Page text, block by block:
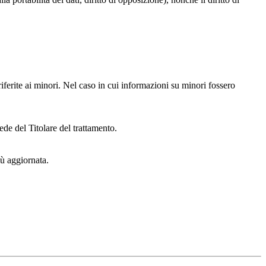
ai minori. Nel caso in cui informazioni su minori fossero
del Titolare del trattamento.
aggiornata.